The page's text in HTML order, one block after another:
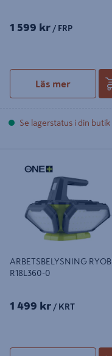
1 599 kr / FRP
Läs mer
Se lagerstatus i din butik
R18L360-0
ARBETSBELYSNING RYOBI
R18L360-0
1 499 kr / KRT